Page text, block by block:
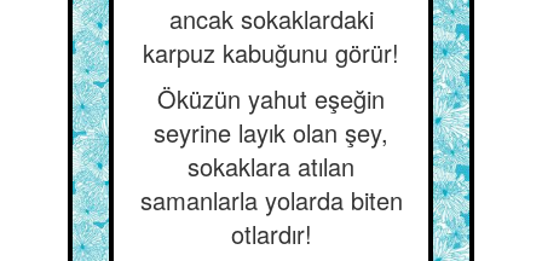
ancak sokaklardaki
karpuz kabuğunu görür!
Öküzün yahut eşeğin
seyrine layık olan şey,
sokaklara atılan
samanlarla yolarda biten
otlardır!